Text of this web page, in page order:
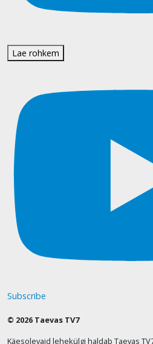
Lae rohkem
Subscribe
© 2026 Taevas TV7
Käesolevaid lehekülgi haldab Taevas